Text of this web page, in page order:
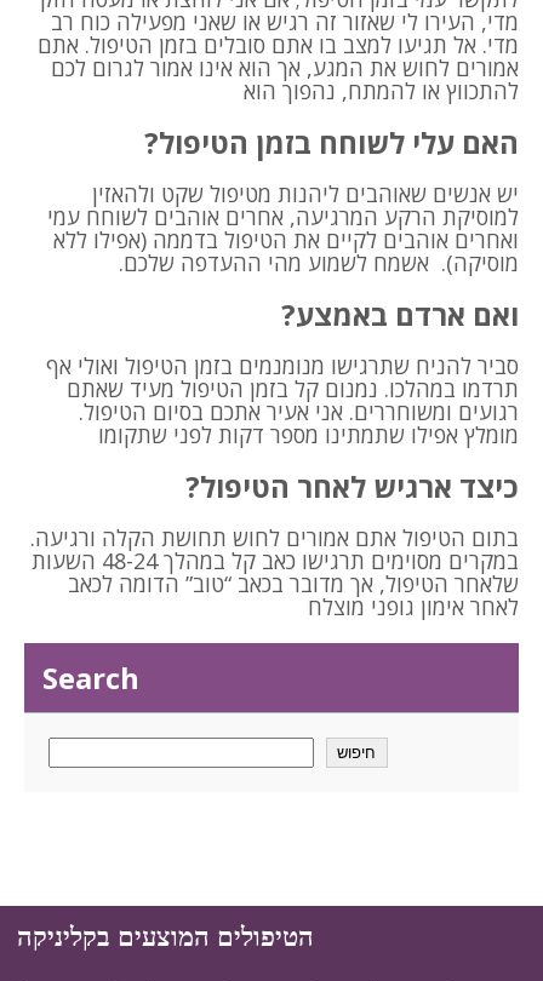
מדי, העירו לי שאזור זה רגיש או שאני מפעילה כוח רב
מדי. אל תגיעו למצב ‏בו אתם סובלים בזמן הטיפול. אתם
אמורים לחוש את המגע, אך הוא אינו אמור לגרום לכם
להתכווץ או ‏להמתח, נהפוך הוא
האם עלי לשוחח בזמן הטיפול?
יש אנשים שאוהבים ליהנות מטיפול שקט ולהאזין
למוסיקת הרקע המרגיעה, אחרים אוהבים לשוחח עמי
ואחרים אוהבים לקיים את הטיפול בדממה (אפילו ללא
מוסיקה). אשמח לשמוע מהי ההעדפה שלכם.‏
ואם ארדם באמצע?
סביר להניח שתרגישו מנומנמים בזמן הטיפול ואולי אף
תרדמו במהלכו. נמנום קל בזמן הטיפול מעיד ‏שאתם
רגועים ומשוחררים. אני אעיר אתכם בסיום הטיפול.
מומלץ אפילו שתמתינו מספר דקות לפני ‏שתקומו
כיצד ארגיש לאחר הטיפול?
בתום הטיפול אתם אמורים לחוש תחושת הקלה ורגיעה.
במקרים מסוימים תרגישו כאב קל במהלך 24-‏‏48 השעות
שלאחר הטיפול, אך מדובר בכאב “טוב” הדומה לכאב
לאחר אימון גופני מוצלח
Search
חיפוש
הטיפולים המוצעים בקליניקה